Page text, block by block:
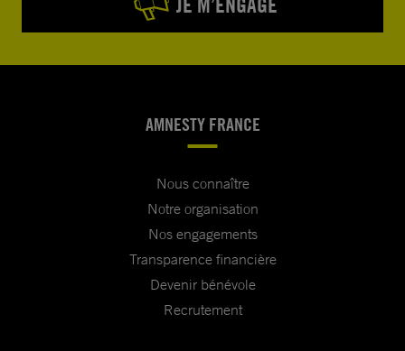
AMNESTY FRANCE
Nous connaître
Notre organisation
Nos engagements
Transparence financière
Devenir bénévole
Recrutement